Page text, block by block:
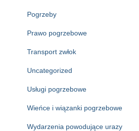
Pogrzeby
Prawo pogrzebowe
Transport zwłok
Uncategorized
Usługi pogrzebowe
Wieńce i wiązanki pogrzebowe
Wydarzenia powodujące urazy